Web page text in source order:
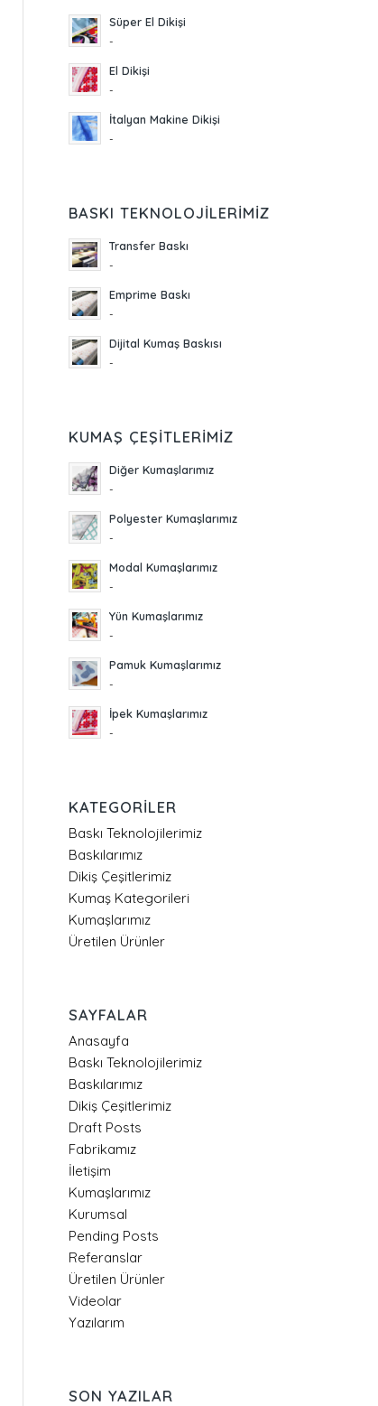
Süper El Dikişi
-
El Dikişi
-
İtalyan Makine Dikişi
-
BASKI TEKNOLOJILERIMIZ
Transfer Baskı
-
Emprime Baskı
-
Dijital Kumaş Baskısı
-
KUMAŞ ÇEŞITLERIMIZ
Diğer Kumaşlarımız
-
Polyester Kumaşlarımız
-
Modal Kumaşlarımız
-
Yün Kumaşlarımız
-
Pamuk Kumaşlarımız
-
İpek Kumaşlarımız
-
KATEGORILER
Baskı Teknolojilerimiz
Baskılarımız
Dikiş Çeşitlerimiz
Kumaş Kategorileri
Kumaşlarımız
Üretilen Ürünler
SAYFALAR
Anasayfa
Baskı Teknolojilerimiz
Baskılarımız
Dikiş Çeşitlerimiz
Draft Posts
Fabrikamız
İletişim
Kumaşlarımız
Kurumsal
Pending Posts
Referanslar
Üretilen Ürünler
Videolar
Yazılarım
SON YAZILAR